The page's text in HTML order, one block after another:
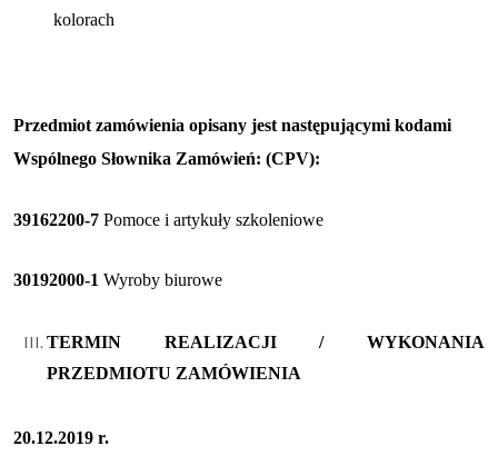
kolorach
Przedmiot zamówienia opisany jest następującymi kodami
Wspólnego Słownika Zamówień: (CPV):
39162200-7 Pomoce i artykuły szkoleniowe
30192000-1 Wyroby biurowe
TERMIN REALIZACJI / WYKONANIA
PRZEDMIOTU ZAMÓWIENIA
20.12.2019 r.